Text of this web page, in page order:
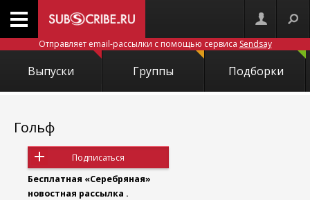
Отправляет email-рассылки с помощью сервиса Sendsay
Выпуски Группы Подборки
Гольф
Подписаться
Бесплатная «Серебряная»
новостная рассылка .